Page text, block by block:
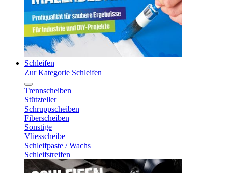
Schleifen
Zur Kategorie Schleifen
Trennscheiben
Stützteller
Schruppscheiben
Fiberscheiben
Sonstige
Vliesscheibe
Schleifpaste / Wachs
Schleifstreifen